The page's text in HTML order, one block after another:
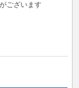
ございます